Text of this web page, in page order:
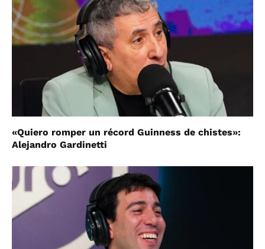
«Quiero romper un récord Guinness de chistes»:
Alejandro Gardinetti